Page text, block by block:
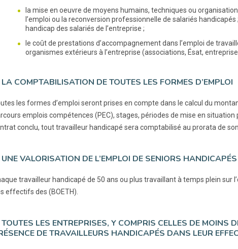
la mise en oeuvre de moyens humains, techniques ou
l’emploi ou la reconversion professionnelle de salariés
handicap des salariés de l’entreprise ;
le coût de prestations d’accompagnement dans l’emploi de
organismes extérieurs à l’entreprise (associations, Ésat,
COMPTABILISATION DE TOUTES LES FORMES D’EMPLOI
les formes d’emploi seront prises en compte dans le calcul du
emplois compétences (PEC), stages, périodes de mise en
conclu, tout travailleur handicapé sera comptabilisé au prorata de
VALORISATION DE L’EMPLOI DE SENIORS HANDICAPÉS
travailleur handicapé de 50 ans ou plus travaillant à temps plein sur
effectifs des (BOETH).
LES ENTREPRISES, Y COMPRIS CELLES DE MOINS
DE TRAVAILLEURS HANDICAPÉS DANS LEUR